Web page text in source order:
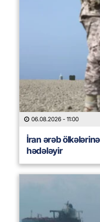
06.08.2026 - 11:00
İran ərəb
hədələyir